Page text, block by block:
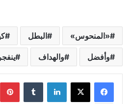
«المنحوس» البطل
وأفضل والهداف
لينكدإن